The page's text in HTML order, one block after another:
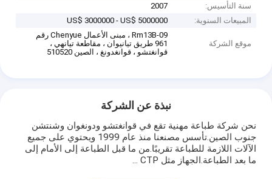
سنة التأسيس:
2007
المبيعات السنوية:
US$ 3000000 - US$ 5000000
موقع الشركة
Rm13B-09 ، مبنى الأعمال Chenyue رقم
961 طريق تيانيوان ، مقاطعة تيانهي ،
قوانغتشو ، قوانغدونغ ، الصين 510520
نبذة عن الشركة
نحن شركة طباعة مهنية تقع في قوانغتشو ودونغوان وشنتشن
جنوب الصين.تأسس مصنعنا منذ عام 1999 ويحتوي على جميع
الآلات اللازمة للطباعة تقريبًا.من ما قبل الطباعة إلى الأمام إلى
ما بعد الطباعة.الجهاز مثل CTP ...